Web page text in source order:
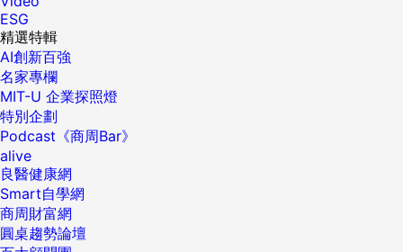
ESG
精選特輯
AI創新百強
名家專欄
MIT-U 企業探照燈
特別企劃
Podcast《商周Bar》
alive
良醫健康網
Smart自學網
商周財富網
圓桌趨勢論壇